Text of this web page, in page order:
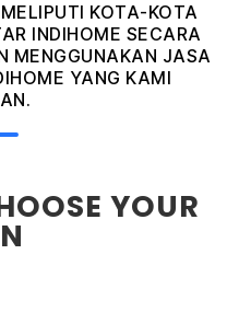
KOTA-KOTA
INDIHOME SECARA
MENGGUNAKAN JASA
YANG KAMI
YOUR